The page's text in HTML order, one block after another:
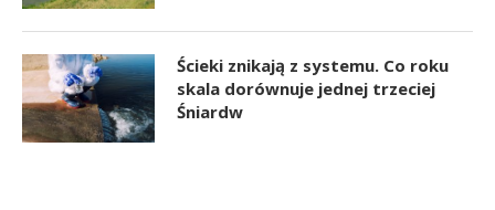
Ścieki znikają z systemu. Co roku
skala dorównuje jednej trzeciej
Śniardw